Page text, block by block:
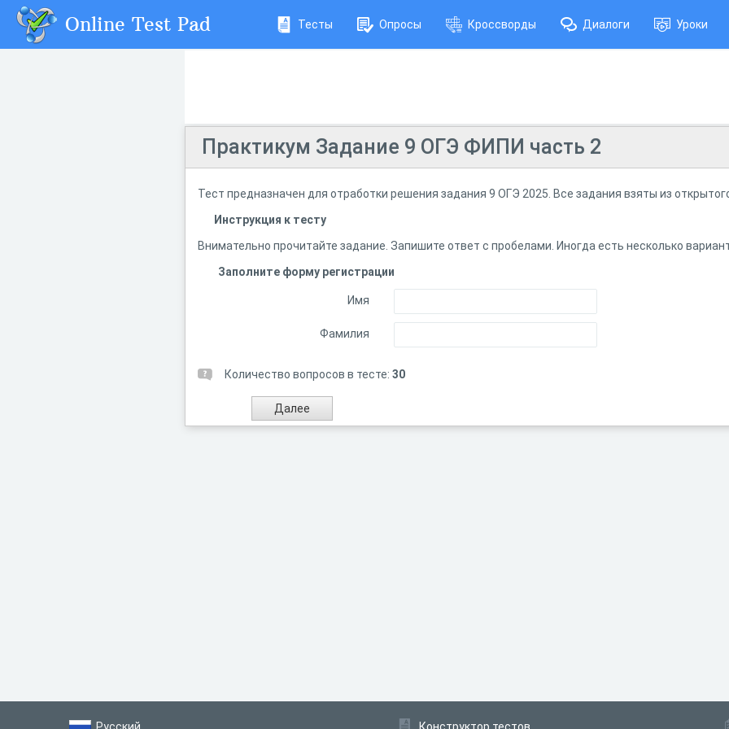
Online Test Pad Тесты Опросы Кроссворды Диалоги Уроки
Практикум Задание 9 ОГЭ ФИПИ часть 2
Тест предназначен для отработки решения задания 9 ОГЭ 2025. Все задания взяты из
Инструкция к тесту
Внимательно прочитайте задание. Запишите ответ с пробелами. Иногда есть несколько
Заполните форму регистрации
Имя
Фамилия
Количество вопросов в тесте: 30